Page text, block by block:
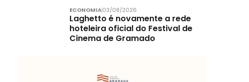
ECONOMIA03/08/2026
Laghetto é novamente a rede
hoteleira oficial do Festival de
Cinema de Gramado